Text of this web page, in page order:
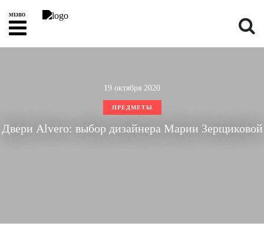
МЕНЮ
19 октября 2020
ПРЕДМЕТЫ
Двери Alvero: выбор дизайнера Марии Зерщиковой